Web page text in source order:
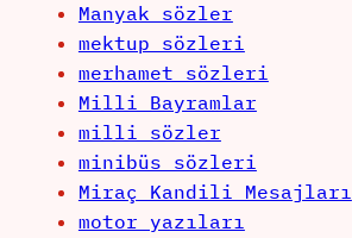
Manyak sözler
mektup sözleri
merhamet sözleri
Milli Bayramlar
milli sözler
minibüs sözleri
Miraç Kandili Mesajları
motor yazıları